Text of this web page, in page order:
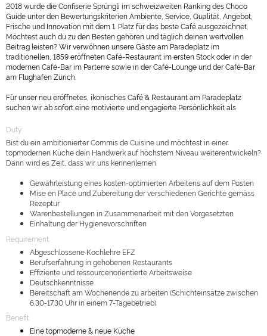
2018 wurde die Confiserie Sprüngli im schweizweiten Ranking des Choco
Guide unter den Bewertungskriterien Ambiente, Service, Qualität, Angebot,
Frische und Innovation mit dem 1. Platz für das beste Café ausgezeichnet.
Möchtest auch du zu den Besten gehören und täglich deinen wertvollen
Beitrag leisten? Wir verwöhnen unsere Gäste am Paradeplatz im
traditionellen, 1859 eröffneten Café-Restaurant im ersten Stock oder in der
modernen Café-Bar im Parterre sowie in der Café-Lounge und der Café-Bar
am Flughafen Zürich.
Für unser neu eröffnetes, ikonisches Café & Restaurant am Paradeplatz
suchen wir ab sofort eine motivierte und engagierte Persönlichkeit als
Duty
Bist du ein ambitionierter Commis de Cuisine und möchtest in einer
topmodernen Küche dein Handwerk auf höchstem Niveau weiterentwickeln?
Dann wird es Zeit, dass wir uns kennenlernen
Gewährleistung eines kosten-optimierten Arbeitens auf dem Posten
Mise en Place und Zubereitung der verschiedenen Gerichte gemäss
Rezeptur
Warenbestellungen in Zusammenarbeit mit den Vorgesetzten
Einhaltung der Hygienevorschriften
Requirement
Abgeschlossene Kochlehre EFZ
Berufserfahrung in gehobenen Restaurants
Effiziente und ressourcenorientierte Arbeitsweise
Deutschkenntnisse
Bereitschaft am Wochenende zu arbeiten (Schichteinsätze zwischen
6.30-17.30 Uhr in einem 7-Tagebetrieb)
Benefit
Eine topmoderne & neue Küche